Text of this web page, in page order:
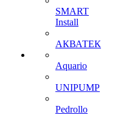
SMART
Install
АКВАТЕК
Aquario
UNIPUMP
Pedrollo